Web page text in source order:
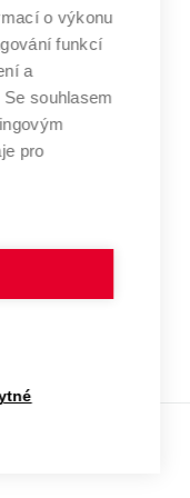
učení
technické
Brně
o výkonu
funkcí
a
souhlasem
pro